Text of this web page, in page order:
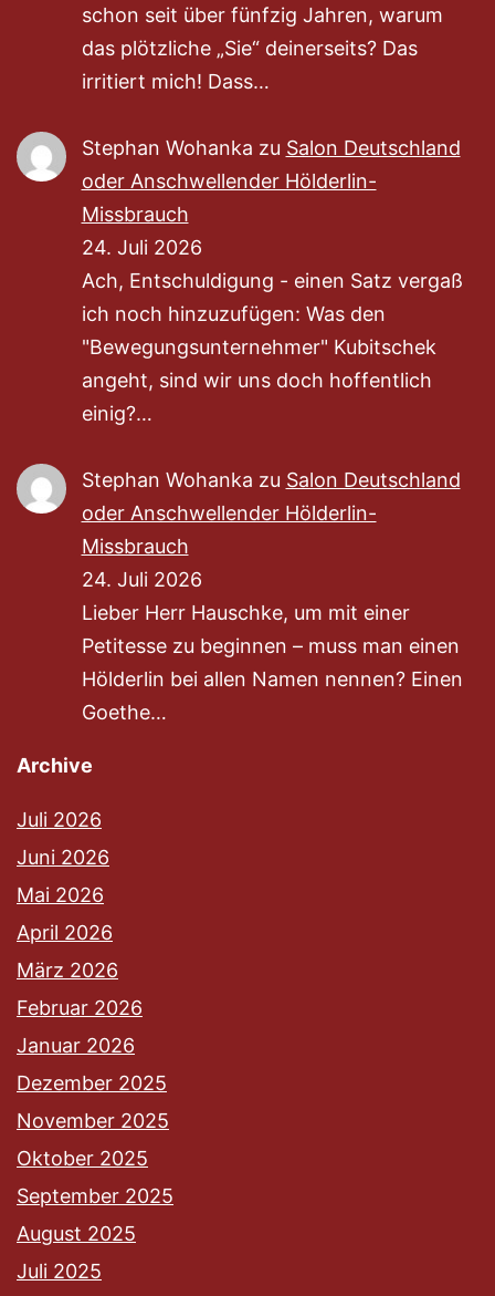
schon seit über fünfzig Jahren, warum
das plötzliche „Sie“ deinerseits? Das
irritiert mich! Dass…
Stephan Wohanka zu Salon Deutschland
oder Anschwellender Hölderlin-
Missbrauch
24. Juli 2026
Ach, Entschuldigung - einen Satz vergaß
ich noch hinzuzufügen: Was den
"Bewegungsunternehmer" Kubitschek
angeht, sind wir uns doch hoffentlich
einig?…
Stephan Wohanka zu Salon Deutschland
oder Anschwellender Hölderlin-
Missbrauch
24. Juli 2026
Lieber Herr Hauschke, um mit einer
Petitesse zu beginnen – muss man einen
Hölderlin bei allen Namen nennen? Einen
Goethe…
Archive
Juli 2026
Juni 2026
Mai 2026
April 2026
März 2026
Februar 2026
Januar 2026
Dezember 2025
November 2025
Oktober 2025
September 2025
August 2025
Juli 2025